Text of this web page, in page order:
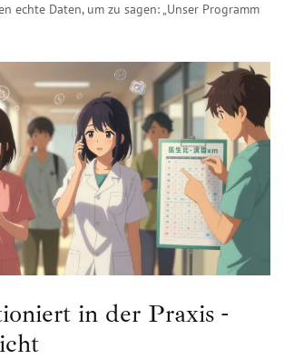
echte Daten, um zu sagen: „Unser Programm
in der Praxis -